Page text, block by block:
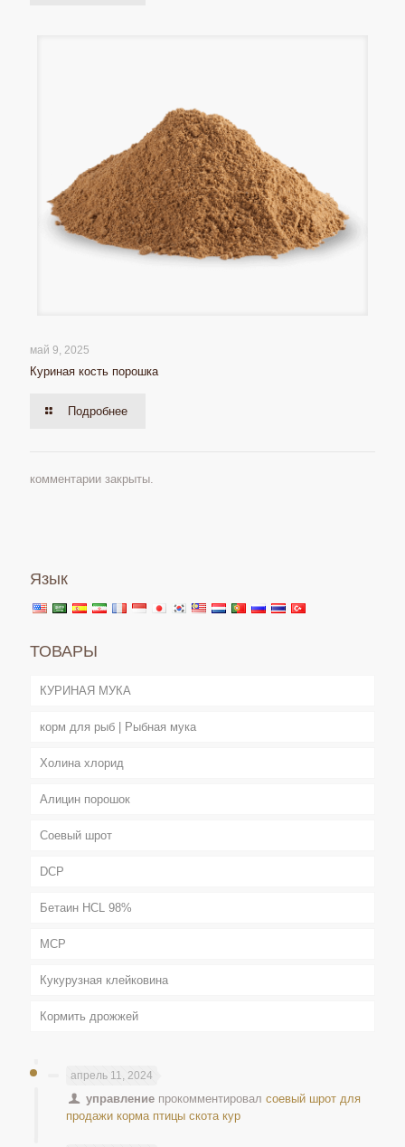
май 9, 2025
Куриная кость порошка
Подробнее
комментарии закрыты.
Язык
ТОВАРЫ
КУРИНАЯ МУКА
корм для рыб | Рыбная мука
Холина хлорид
Алицин порошок
Соевый шрот
DCP
Бетаин HCL 98%
MCP
Кукурузная клейковина
Кормить дрожжей
апрель 11, 2024
управление прокомментировалсоевый шрот для
продажи корма птицы скота кур